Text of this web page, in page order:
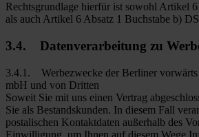
Rechtsgrundlage hierfür ist sowohl Artikel
als auch Artikel 6 Absatz 1 Buchstabe b)
3.4. Datenverarbeitung zu
3.4.1. Werbezwecke der Berliner vorwärts
mbH und von Dritten
Soweit Sie mit uns einen Vertrag
Sie als Bestandskunden. In diesem Fall
postalischen Kontaktdaten außerhalb des
Einwilligung, um Ihnen auf diesem Wege